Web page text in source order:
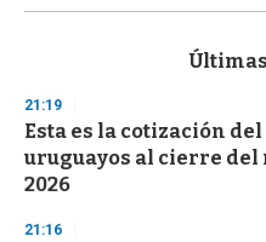
s
d
s
o
f
3
s
21:19
Esta es la cotización
uruguayos al cierre del
2026
21:16